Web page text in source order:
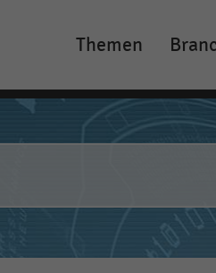
Main
navigation
Themen